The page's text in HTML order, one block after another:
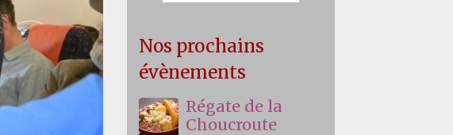
Nos prochains
évènements
Régate de la
Choucroute